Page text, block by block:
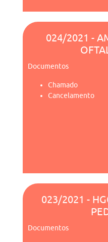
024/2021 -
Documentos
Chamado
Cancelamento
023/2021 -
Documentos